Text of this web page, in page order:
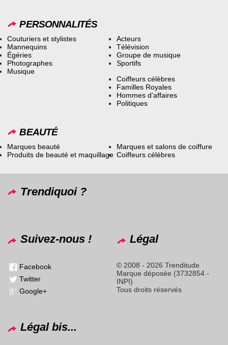
PERSONNALITÉS
Couturiers et stylistes
Mannequins
Égéries
Photographes
Musique
Acteurs
Télévision
Groupe de musique
Sportifs
Coiffeurs célèbres
Familles Royales
Hommes d’affaires
Politiques
BEAUTÉ
Marques beauté
Produits de beauté et maquillage
Marques et salons de coiffure
Coiffeurs célèbres
Trendiquoi ?
Suivez-nous !
Facebook
Twitter
Google+
Légal
© 2008 - 2026 Trenditude
Marque déposée (3732854 -
INPI)
Tous droits réservés
Légal bis...